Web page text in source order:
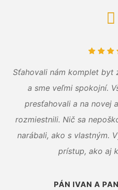
Sťahovali nám komplet byt
a sme veľmi spokojní.
presťahovali a na novej
rozmiestnili. Nič sa
narábali, ako s vlastným.
prístup, ako aj
PÁN IVAN A